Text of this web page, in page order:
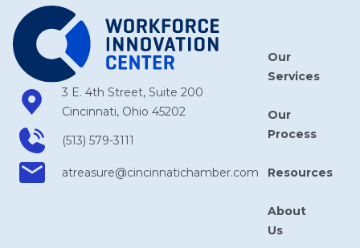
3 E. 4th Street, Suite 200
Cincinnati, Ohio 45202
(513) 579-3111
atreasure​@cincinnatichamber​.com
Our
Services
Our
Process
Resources
About
Us